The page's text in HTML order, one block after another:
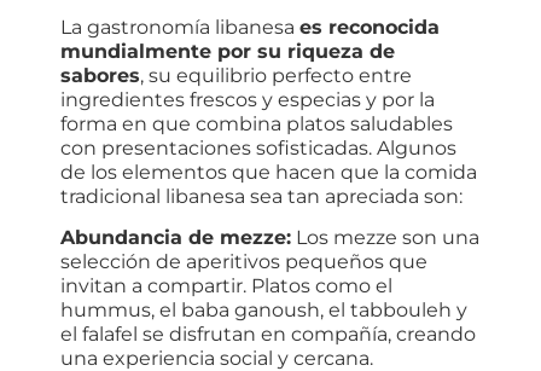
La gastronomía libanesa es reconocida
mundialmente por su riqueza de
sabores, su equilibrio perfecto entre
ingredientes frescos y especias y por la
forma en que combina platos saludables
con presentaciones sofisticadas. Algunos
de los elementos que hacen que la comida
tradicional libanesa sea tan apreciada son:
Abundancia de mezze: Los mezze son una
selección de aperitivos pequeños que
invitan a compartir. Platos como el
hummus, el baba ganoush, el tabbouleh y
el falafel se disfrutan en compañía, creando
una experiencia social y cercana.